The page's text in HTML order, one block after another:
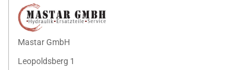
Mastar GmbH
Leopoldsberg 1